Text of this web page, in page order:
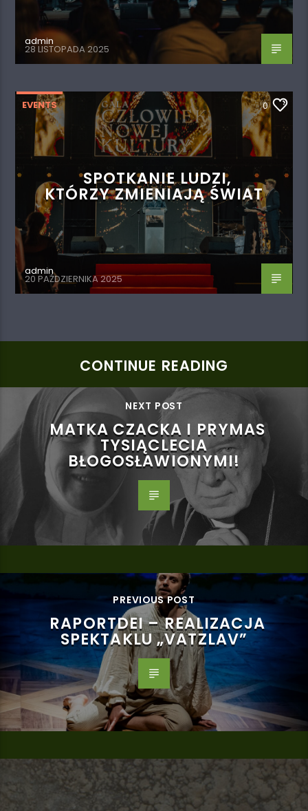
admin
28 LISTOPADA 2025
EVENTS 0
SPOTKANIE LUDZI,
KTÓRZY ZMIENIAJĄ ŚWIAT
admin
20 PAŹDZIERNIKA 2025
CONTINUE READING
NEXT POST
MATKA CZACKA I PRYMAS
TYSIĄCLECIA
BŁOGOSŁAWIONYMI!
PREVIOUS POST
RAPORTDEI – REALIZACJA
SPEKTAKLU „VATZLAV”